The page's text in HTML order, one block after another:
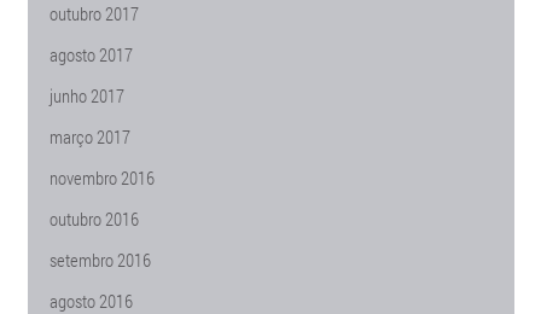
outubro 2017
agosto 2017
junho 2017
março 2017
novembro 2016
outubro 2016
setembro 2016
agosto 2016